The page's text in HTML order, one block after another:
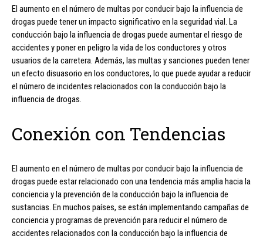
El aumento en el número de multas por conducir bajo la influencia de
drogas puede tener un impacto significativo en la seguridad vial. La
conducción bajo la influencia de drogas puede aumentar el riesgo de
accidentes y poner en peligro la vida de los conductores y otros
usuarios de la carretera. Además, las multas y sanciones pueden tener
un efecto disuasorio en los conductores, lo que puede ayudar a reducir
el número de incidentes relacionados con la conducción bajo la
influencia de drogas.
Conexión con Tendencias
El aumento en el número de multas por conducir bajo la influencia de
drogas puede estar relacionado con una tendencia más amplia hacia la
conciencia y la prevención de la conducción bajo la influencia de
sustancias. En muchos países, se están implementando campañas de
conciencia y programas de prevención para reducir el número de
accidentes relacionados con la conducción bajo la influencia de